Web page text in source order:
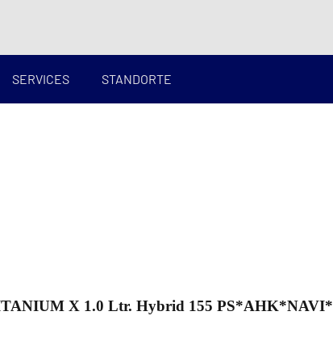
SERVICES STANDORTE
X 1.0 Ltr. Hybrid 155 PS*AHK*NAVI*